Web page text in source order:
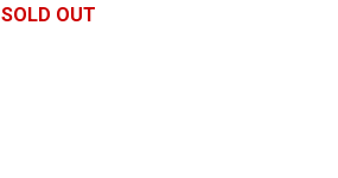
SOLD OUT